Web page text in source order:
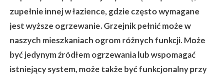
zupełnie innej w łazience, gdzie często wymagane
jest wyższe ogrzewanie. Grzejnik pełnić może w
naszych mieszkaniach ogrom różnych funkcji. Może
być jedynym źródłem ogrzewania lub wspomagać
istniejący system, może także być funkcjonalny przy